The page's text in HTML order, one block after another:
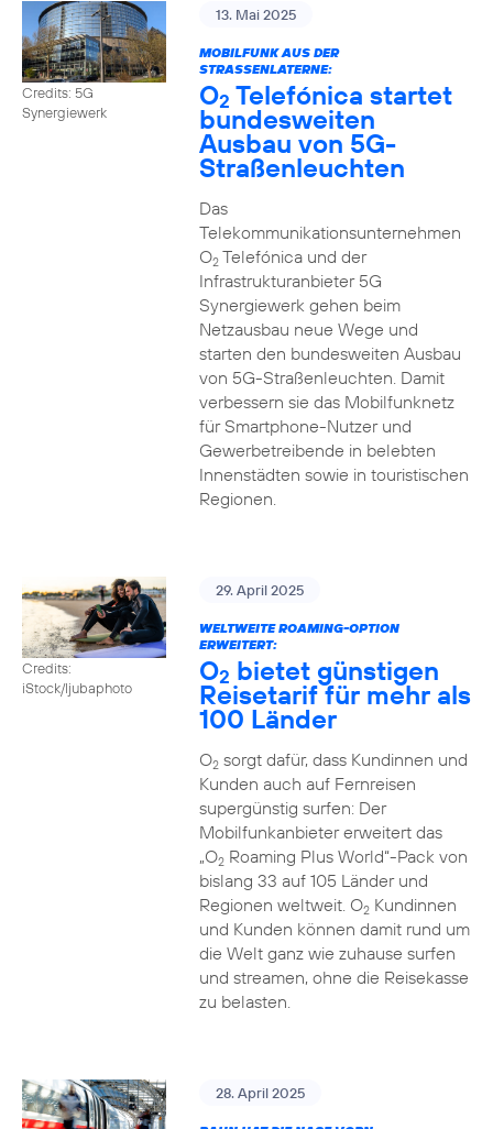
Credits: 5G
Synergiewerk
13. Mai 2025
MOBILFUNK AUS DER
STRASSENLATERNE:
O2 Telefónica startet
bundesweiten
Ausbau von 5G-
Straßenleuchten
Das
Telekommunikationsunternehmen
O2Telefónica und der
Infrastrukturanbieter 5G
Synergiewerk gehen beim
Netzausbau neue Wege und
starten den bundesweiten Ausbau
von 5G-Straßenleuchten. Damit
verbessern sie das Mobilfunknetz
für Smartphone-Nutzer und
Gewerbetreibende in belebten
Innenstädten sowie in touristischen
Regionen.
Credits:
iStock/ljubaphoto
29. April 2025
WELTWEITE ROAMING-OPTION
ERWEITERT:
O2 bietet günstigen
Reisetarif für mehr als
100 Länder
O2sorgt dafür, dass Kundinnen und
Kunden auch auf Fernreisen
supergünstig surfen: Der
Mobilfunkanbieter erweitert das
„O2Roaming Plus World“-Pack von
bislang 33 auf 105 Länder und
Regionen weltweit. O2Kundinnen
und Kunden können damit rund um
die Welt ganz wie zuhause surfen
und streamen, ohne die Reisekasse
zu belasten.
28. April 2025